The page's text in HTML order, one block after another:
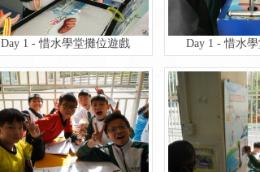
Day 1 - 惜水學堂攤位遊戲 Day 1 - 惜水